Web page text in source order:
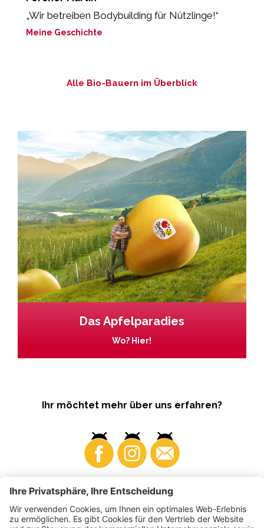
„Wir betreiben Bodybuilding für Nützlinge!“
Meine Geschichte
Alle Bio-Bauern im Überblick
Das Apfelparadies
Wo? Hier!
Ihr möchtet mehr über uns erfahren?
Business Produzenten